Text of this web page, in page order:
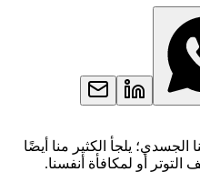
يلجأ الكثير منا أيضًا
أو لمكافأة أنفسنا.